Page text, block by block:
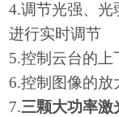
4.调节光强、光
进行实时调节
5.控制云台的上
6.控制图像的放
7.三颗大功率激